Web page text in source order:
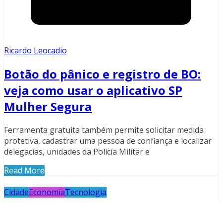
Ricardo Leocadio
Botão do pânico e registro de BO:
veja como usar o aplicativo SP
Mulher Segura
Ferramenta gratuita também permite solicitar medida
protetiva, cadastrar uma pessoa de confiança e localizar
delegacias, unidades da Polícia Militar e
Read More
CidadeEconomiaTecnologia